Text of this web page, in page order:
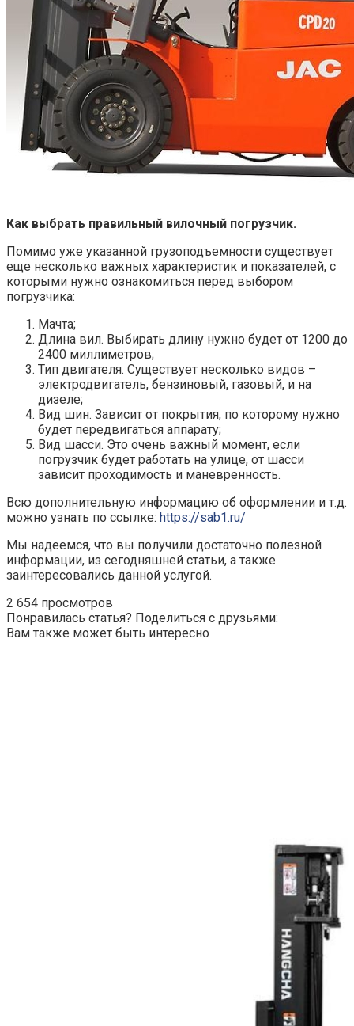
Как выбрать правильный вилочный погрузчик.
Помимо уже указанной грузоподъемности существует
еще несколько важных характеристик и показателей, с
которыми нужно ознакомиться перед выбором
погрузчика:
Мачта;
Длина вил. Выбирать длину нужно будет от 1200 до
2400 миллиметров;
Тип двигателя. Существует несколько видов –
электродвигатель, бензиновый, газовый, и на
дизеле;
Вид шин. Зависит от покрытия, по которому нужно
будет передвигаться аппарату;
Вид шасси. Это очень важный момент, если
погрузчик будет работать на улице, от шасси
зависит проходимость и маневренность.
Всю дополнительную информацию об оформлении и т.д.
можно узнать по ссылке: https://sab1.ru/
Мы надеемся, что вы получили достаточно полезной
информации, из сегодняшней статьи, а также
заинтересовались данной услугой.
2 654 просмотров
Понравилась статья? Поделиться с друзьями:
Вам также может быть интересно